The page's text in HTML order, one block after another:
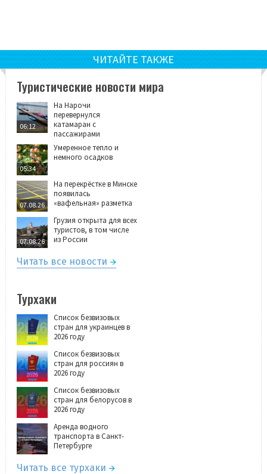
ЧИТАЙТЕ ТАКЖЕ
Туристические новости мира
06:12
На Нарочи
перевернулся
катамаран с
пассажирами
05:34
Умеренное тепло и
немного осадков
07.08.26
На перекрёстке в Минске
появилась
«вафельная» разметка
07.08.26
Грузия открыта для всех
туристов, в том числе
из России
Читать все новости
Турхаки
Список безвизовых
стран для украинцев в
2026 году
Список безвизовых
стран для россиян в
2026 году
Список безвизовых
стран для белорусов в
2026 году
Аренда водного
транспорта в Санкт-
Петербурге
Читать все турхаки